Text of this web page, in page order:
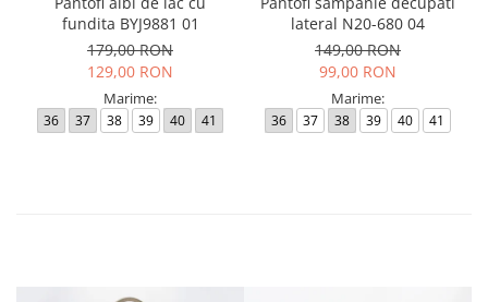
fundita BYJ9881 01
179,00 RON
129,00 RON
Marime:
36 37 38 39 40 41
lateral N20-680 04
149,00 RON
99,00 RON
Marime:
36 37 38 39 40 41